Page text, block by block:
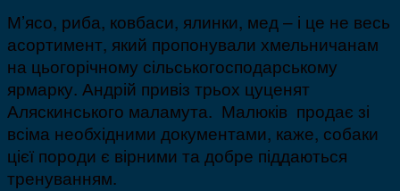
М’ясо, риба, ковбаси, ялинки, мед – і це не весь
асортимент, який пропонували хмельничанам
на цьогорічному сільськогосподарському
ярмарку. Андрій привіз трьох цуценят
Аляскинського маламута. Малюків продає зі
всіма необхідними документами, каже, собаки
цієї породи є вірними та добре піддаються
тренуванням.